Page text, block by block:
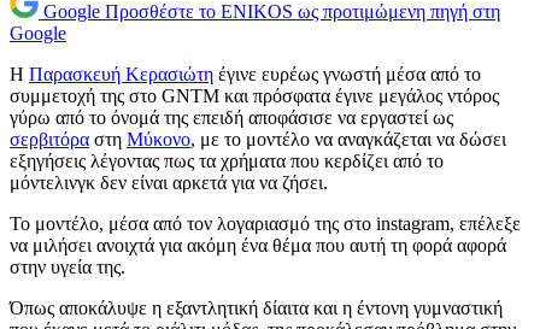
Google Προσθέστε το ENIKOS ως προτιμώμενη πηγή στη
Google
Η Παρασκευή Κερασιώτη έγινε ευρέως γνωστή μέσα από το
συμμετοχή της στο GNTM και πρόσφατα έγινε μεγάλος ντόρος
γύρω από το όνομά της επειδή αποφάσισε να εργαστεί ως
σερβιτόρα στη Μύκονο, με το μοντέλο να αναγκάζεται να δώσει
εξηγήσεις λέγοντας πως τα χρήματα που κερδίζει από το
μόντελινγκ δεν είναι αρκετά για να ζήσει.
Το μοντέλο, μέσα από τον λογαριασμό της στο instagram, επέλεξε
να μιλήσει ανοιχτά για ακόμη ένα θέμα που αυτή τη φορά αφορά
στην υγεία της.
Όπως αποκάλυψε η εξαντλητική δίαιτα και η έντονη γυμναστική